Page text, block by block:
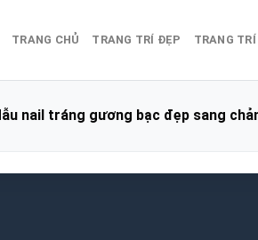
TRANG CHỦ TRANG TRÍ ĐẸP TRANG
nail tráng gương bạc đẹp sang